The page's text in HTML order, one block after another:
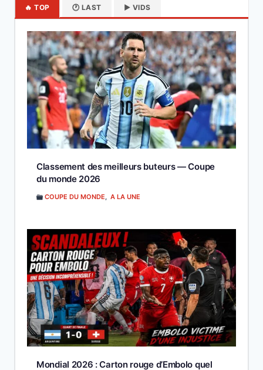
🔥 TOP 🕐 LAST ▶️ VIDS
Classement des meilleurs buteurs — Coupe
du monde 2026
COUPE DU MONDE, A LA UNE
Mondial 2026 : Carton rouge d’Embolo quel